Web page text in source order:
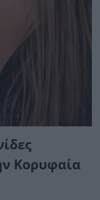
Κορυφαία